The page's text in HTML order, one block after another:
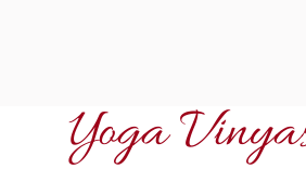
Yoga